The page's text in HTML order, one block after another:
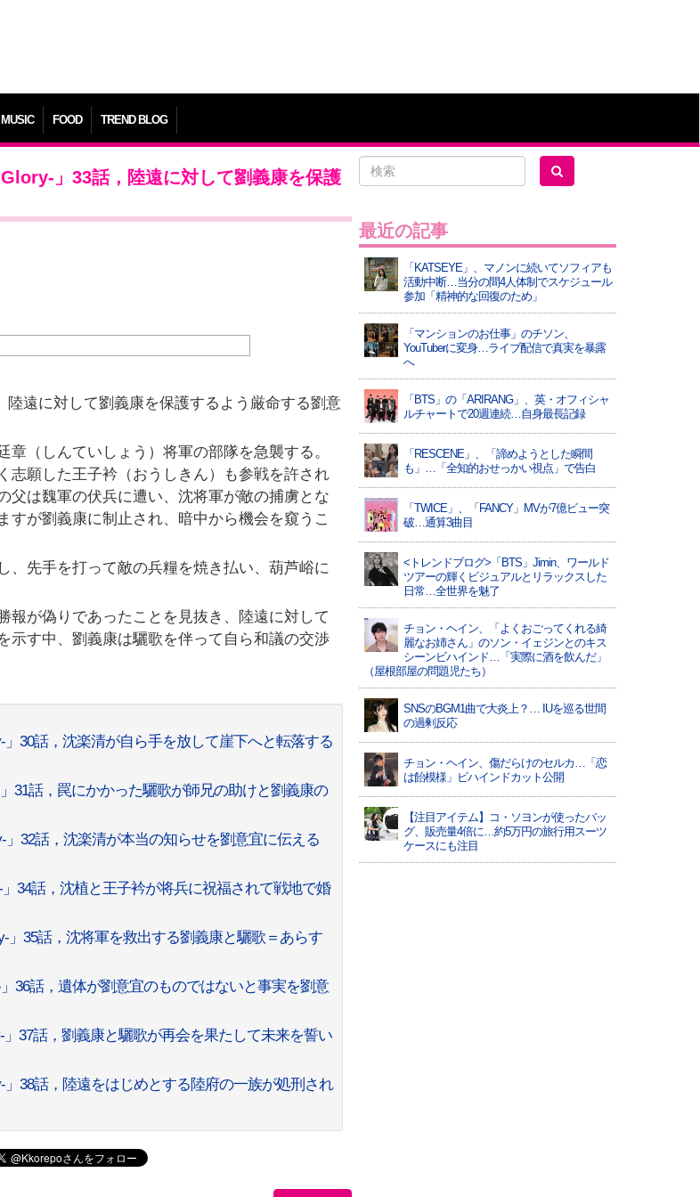
MUSIC FOOD TREND BLOG
」33話，陸遠に対して劉義康を保護
遠に対して劉義康を保護するよう厳命する劉意
（しんていしょう）将軍の部隊を急襲する。
志願した王子衿（おうしきん）も参戦を許され
父は魏軍の伏兵に遭い、沈将軍が敵の捕虜とな
すが劉義康に制止され、暗中から機会を窺うこ
、先手を打って敵の兵糧を焼き払い、葫芦峪に
報が偽りであったことを見抜き、陸遠に対して
す中、劉義康は驪歌を伴って自ら和議の交渉
30話，沈楽清が自ら手を放して崖下へと転落する
31話，罠にかかった驪歌が師兄の助けと劉義康の
32話，沈楽清が本当の知らせを劉意宜に伝える
34話，沈植と王子衿が将兵に祝福されて戦地で婚
35話，沈将軍を救出する劉義康と驪歌＝あらす
36話，遺体が劉意宜のものではないと事実を劉意
37話，劉義康と驪歌が再会を果たして未来を誓い
38話，陸遠をはじめとする陸府の一族が処刑され
最近の記事
「KATSEYE」、マノンに続いてソフィアも
活動中断…当分の間4人体制でスケジュール
参加「精神的な回復のため」
「マンションのお仕事」のチソン、
YouTuberに変身…ライブ配信で真実を暴露
へ
「BTS」の「ARIRANG」、英・オフィシャ
ルチャートで20週連続…自身最長記録
「RESCENE」、「諦めようとした瞬間
も」…「全知的おせっかい視点」で告白
「TWICE」、「FANCY」MVが7億ビュー突
破…通算3曲目
<トレンドブログ>「BTS」Jimin、ワールド
ツアーの輝くビジュアルとリラックスした
日常…全世界を魅了
チョン・ヘイン、「よくおごってくれる綺
麗なお姉さん」のソン・イェジンとのキス
シーンビハインド…「実際に酒を飲んだ」
（屋根部屋の問題児たち）
SNSのBGM1曲で大炎上？… IUを巡る世間
の過剰反応
チョン・ヘイン、傷だらけのセルカ…「恋
は飴模様」ビハインドカット公開
【注目アイテム】コ・ソヨンが使ったバッ
グ、販売量4倍に…約5万円の旅行用スーツ
ケースにも注目